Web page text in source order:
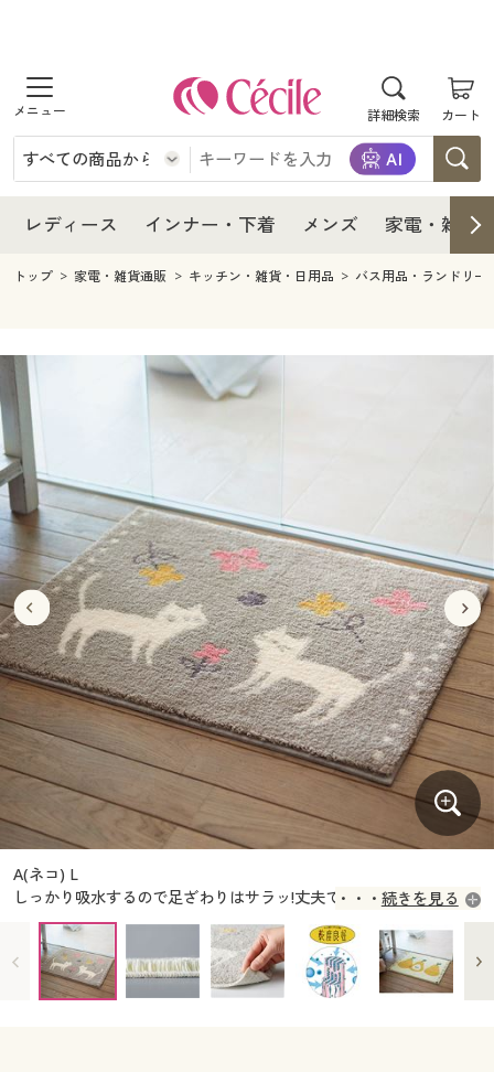
詳細検索 カート
商品を探す
レディース
レディースファッション
インナー・下着
インナー・下着通販すべて
ジュニア・ティーンズ下着
メンズ
メンズファッション
メンズ下着
家電・雑貨すべて
家電
キッチン・雑貨・日用品
寝具・インテリア・家具
寝具・インテリア・家具通販すべて
家具・収納
寝具・ベッド
カーテン・ラグ・ファブリック
美容・健康
美容・健康通販すべて
美容・健康・サプリメント
制服・スクール
制服・スクールすべて
制服・学生服
ジュニア・ティーンズ下着
大きいサイズ
大きいサイズ通販すべて
大きいサイズ レディース服
大きいサイズ レディース下着
大きいサイズ メンズ
大きいサイズ 事務・制服
バーゲン
バーゲンセール
シークレットセール
詳細検索
商品カテゴリ一覧
カタログ
カタログ・チラシからのご注文
デジタルカタログ
カタログ無料プレゼント
レディース インナー・下着 メンズ 家電・雑貨
レディース
レディース通販すべて
レディースファッション
インナー・下着
インナー・下着通販すべて
ジュニア・ティーンズ下着
メンズ
キッチン・雑貨・日用品
寝具・インテリア・家具通販すべて
家具・収納
寝具・ベッド
カーテン・ラグ・ファブリック
美容・健康
美容・健康通販すべて
美容・健康・サプリメント
制服・スクール
制服・スクールすべて
制服・学生服
ジュニア・ティーンズ下着
大きいサイズ
大きいサイズ通販すべて
大きいサイズ レディース服
大きいサイズ レディース下着
大きいサイズ メンズ
大きいサイズ 事務・制服
バーゲン
バーゲンセール
シークレットセール
詳細検索
商品カテゴリ一覧
カタログ
カタログ・チラシからのご注文
カタログ無料プレゼント
会員メニュー
トップ 家電・雑貨通販 キッチン・雑貨・日用品 バス用品・ランドリー
A(ネコ) L
しっかり吸水するので足ざわりはサラッ!丈夫でしっかりした踏み心
地も気持ちいい。
続きを見る